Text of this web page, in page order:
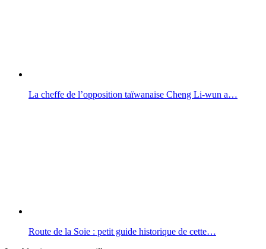
La cheffe de l’opposition taïwanaise Cheng Li-wun a…
Route de la Soie : petit guide historique de cette…